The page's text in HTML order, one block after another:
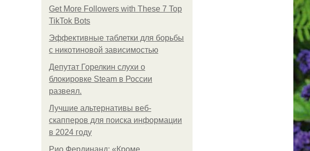
Get More Followers with These 7 Top
TikTok Bots
Эффективные таблетки для борьбы
с никотиновой зависимостью
Депутат Горелкин слухи о
блокировке Steam в России
развеял.
Лучшие альтернативы веб-
скапперов для поиска информации
в 2024 году
Рио Фердинанд: «Кроме